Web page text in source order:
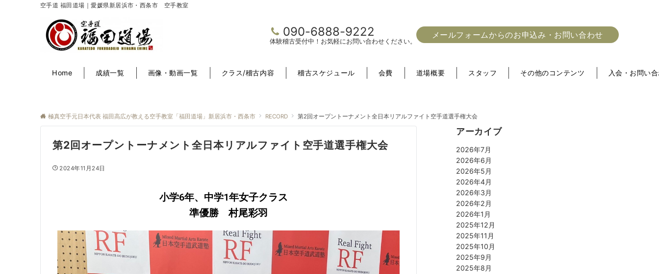
空手道 福田道場｜愛媛県新居浜市・西条市 空手教室
090-6888-9222
体験稽古受付中！お気軽にお問い合わせください。
メールフォームからのお申込み・お問い合わせ
Home 成績一覧 画像・動画一覧 クラス/稽古内容 稽古スケジュール 会費 道場概要 スタッフ その他のコンテンツ 入会・お問い
極真空手元日本代表 福田高広が教える空手教室「福田道場」新居浜市・西条市 RECORD 第2回オープントーナメント全日本リアルファイト空手道選手権大会
第2回オープントーナメント全日本リアルファイト空手道選手権大会
2024年11月24日
小学6年、中学1年女子クラス
準優勝 村尾彩羽
アーカイブ
2026年7月
2026年6月
2026年5月
2026年4月
2026年3月
2026年2月
2026年1月
2025年12月
2025年11月
2025年10月
2025年9月
2025年8月